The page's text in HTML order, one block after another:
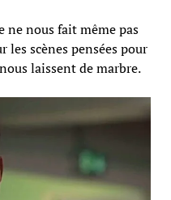
ne nous fait même pas
les scènes pensées pour
laissent de marbre.